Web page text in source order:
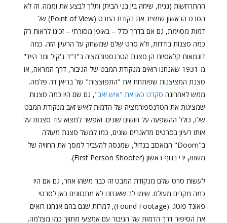
ההתרחשות (נניח, שיחה בין בני הבית) ותלך לבצע את זממה. זה לא
הסרט הראשון שמציג את נקודת המבט (Point of View) של
דמות מסוימת, גם אם בדרך כלל – באופן מסורתי – זכינו לראות רק
כמה סצנות בודדות, ולא סרט שלם שמשחק על הרעיון הזה. כמה
דוגמאות קלאסיות הן סצנת הטרנספורמציה ב"ד"ר ג'קיל ומר הייד"
מ-1931 שאנחנו רואים מנקודת המבט של הגיבור, דרך המראה, או
סצנת המציצנות שפותחת את "התפוצצות" של בריאן דה פלמה.
ממש לאחרונה סקרנו כאן את "איש זאב", גם שם היו כמה סצנות
שמציגות את הטרנספורמציה של הדמות לאיש זאב מנקודת המבט
שלו, כולל ההשפעה על חושים שונים. ואפשר למצוא עוד סצנות על
אותו רעיון בסרטים מז'אנרים שונים, כמו למשל סצנת מעולה
ב"Doom" המאכזב בגדול, שמנסה להעביר למסך את החוויה של
משחק ירי בגוף ראשון (First Person Shooter).
לעשות סרט שלם מנקודת המבט זה כבר משהו אחר, גם אם היו
כמה מקרים מעולם. שימו לב שאנחנו לא מתכוונים כאן לסרטי
פאונד פוטג' (Found Footage), למרות שגם בהם אנחנו רואים
את הסיפור דרך הדמות של הגיבור עם אמצעי מתווך כמו מצלמה,